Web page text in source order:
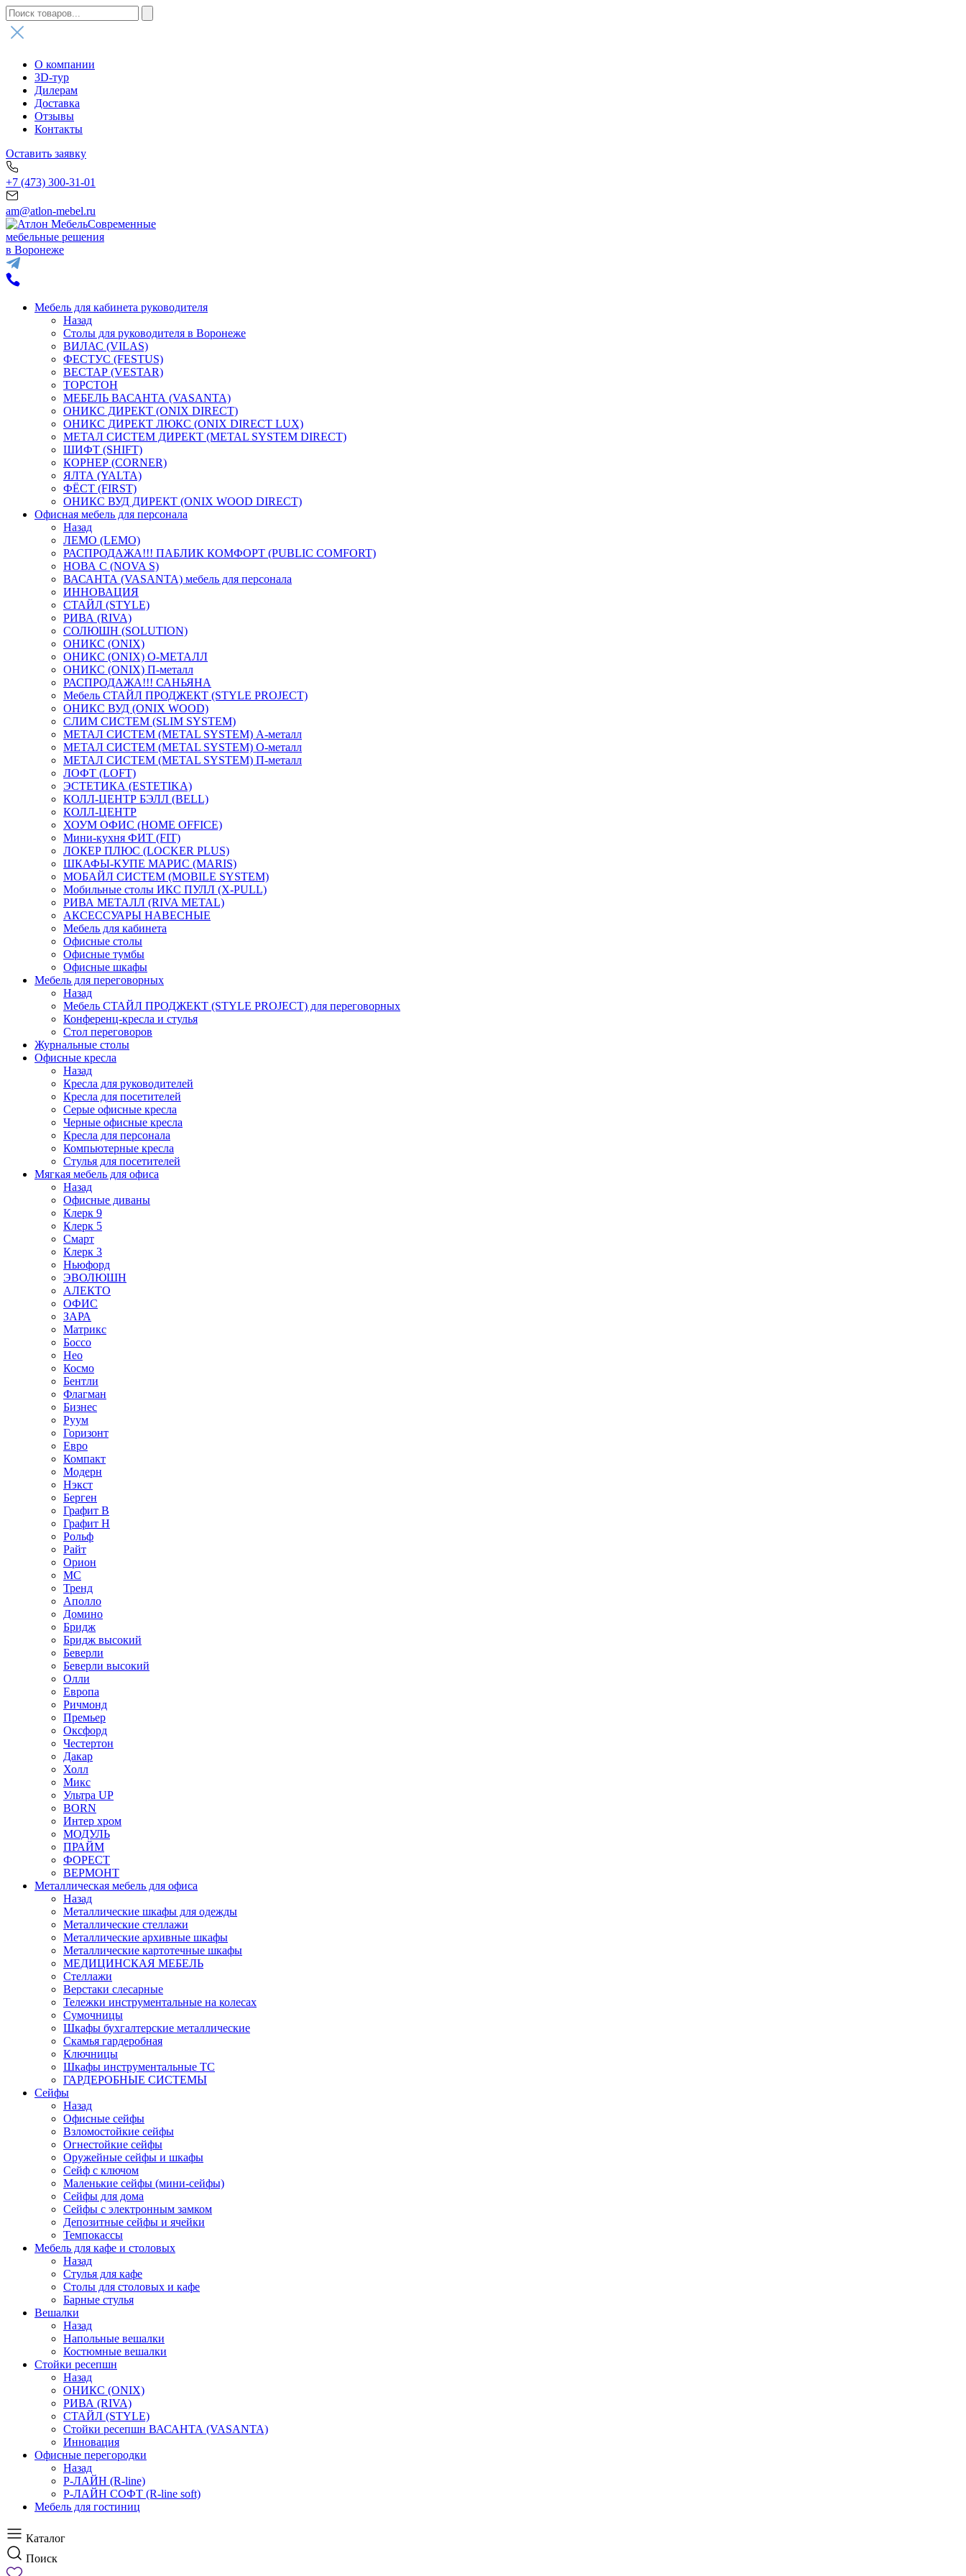
О компании
3D-тур
Дилерам
Доставка
Отзывы
Контакты
Оставить заявку
+7 (473) 300-31-01
am@atlon-mebel.ru
Современные
мебельные решения
в Воронеже
Мебель для кабинета руководителя
Назад
Столы для руководителя в Воронеже
ВИЛАС (VILAS)
ФЕСТУС (FESTUS)
ВЕСТАР (VESTAR)
ТОРСТОН
МЕБЕЛЬ ВАСАНТА (VASANTA)
ОНИКС ДИРЕКТ (ONIX DIRECT)
ОНИКС ДИРЕКТ ЛЮКС (ONIX DIRECT LUX)
МЕТАЛ СИСТЕМ ДИРЕКТ (METAL SYSTEM DIRECT)
ШИФТ (SHIFT)
КОРНЕР (CORNER)
ЯЛТА (YALTA)
ФЁСТ (FIRST)
ОНИКС ВУД ДИРЕКТ (ONIX WOOD DIRECT)
Офисная мебель для персонала
Назад
ЛЕМО (LEMO)
РАСПРОДАЖА!!! ПАБЛИК КОМФОРТ (PUBLIC COMFORT)
НОВА С (NOVA S)
ВАСАНТА (VASANTA) мебель для персонала
ИННОВАЦИЯ
СТАЙЛ (STYLE)
РИВА (RIVA)
СОЛЮШН (SOLUTION)
ОНИКС (ONIX)
ОНИКС (ONIX) O-МЕТАЛЛ
ОНИКС (ONIX) П-металл
РАСПРОДАЖА!!! САНЬЯНА
Мебель СТАЙЛ ПРОДЖЕКТ (STYLE PROJECT)
ОНИКС ВУД (ONIX WOOD)
СЛИМ СИСТЕМ (SLIM SYSTEM)
МЕТАЛ СИСТЕМ (METAL SYSTEM) А-металл
МЕТАЛ СИСТЕМ (METAL SYSTEM) О-металл
МЕТАЛ СИСТЕМ (METAL SYSTEM) П-металл
ЛОФТ (LOFT)
ЭСТЕТИКА (ESTETIKA)
КОЛЛ-ЦЕНТР БЭЛЛ (BELL)
КОЛЛ-ЦЕНТР
ХОУМ ОФИС (HOME OFFICE)
Мини-кухня ФИТ (FIT)
ЛОКЕР ПЛЮС (LOCKER PLUS)
ШКАФЫ-КУПЕ МАРИС (MARIS)
МОБАЙЛ СИСТЕМ (MOBILE SYSTEM)
Мобильные столы ИКС ПУЛЛ (X-PULL)
РИВА МЕТАЛЛ (RIVA METAL)
АКСЕССУАРЫ НАВЕСНЫЕ
Мебель для кабинета
Офисные столы
Офисные тумбы
Офисные шкафы
Мебель для переговорных
Назад
Мебель СТАЙЛ ПРОДЖЕКТ (STYLE PROJECT) для переговорных
Конференц-кресла и стулья
Стол переговоров
Журнальные столы
Офисные кресла
Назад
Кресла для руководителей
Кресла для посетителей
Серые офисные кресла
Черные офисные кресла
Кресла для персонала
Компьютерные кресла
Стулья для посетителей
Мягкая мебель для офиса
Назад
Офисные диваны
Клерк 9
Клерк 5
Смарт
Клерк 3
Ньюфорд
ЭВОЛЮШН
АЛЕКТО
ОФИС
ЗАРА
Матрикс
Боссо
Нео
Космо
Бентли
Флагман
Бизнес
Руум
Горизонт
Евро
Компакт
Модерн
Нэкст
Берген
Графит В
Графит Н
Рольф
Райт
Орион
МС
Тренд
Аполло
Домино
Бридж
Бридж высокий
Беверли
Беверли высокий
Олли
Европа
Ричмонд
Премьер
Оксфорд
Честертон
Дакар
Холл
Микс
Ультра UP
BORN
Интер хром
МОДУЛЬ
ПРАЙМ
ФОРЕСТ
ВЕРМОНТ
Металлическая мебель для офиса
Назад
Металлические шкафы для одежды
Металлические стеллажи
Металлические архивные шкафы
Металлические картотечные шкафы
МЕДИЦИНСКАЯ МЕБЕЛЬ
Стеллажи
Верстаки слесарные
Тележки инструментальные на колесах
Сумочницы
Шкафы бухгалтерские металлические
Скамья гардеробная
Ключницы
Шкафы инструментальные ТС
ГАРДЕРОБНЫЕ СИСТЕМЫ
Сейфы
Назад
Офисные сейфы
Взломостойкие сейфы
Огнестойкие сейфы
Оружейные сейфы и шкафы
Сейф с ключом
Маленькие сейфы (мини-сейфы)
Сейфы для дома
Сейфы с электронным замком
Депозитные сейфы и ячейки
Темпокассы
Мебель для кафе и столовых
Назад
Стулья для кафе
Столы для столовых и кафе
Барные стулья
Вешалки
Назад
Напольные вешалки
Костюмные вешалки
Стойки ресепшн
Назад
ОНИКС (ONIX)
РИВА (RIVA)
СТАЙЛ (STYLE)
Стойки ресепшн ВАСАНТА (VASANTA)
Инновация
Офисные перегородки
Назад
Р-ЛАЙН (R-line)
Р-ЛАЙН СОФТ (R-line soft)
Мебель для гостиниц
Каталог
Поиск